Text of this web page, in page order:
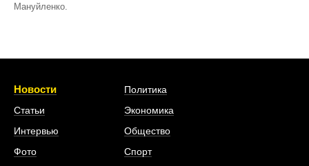
Мануйленко.
Новости
Статьи
Интервью
Фото
Политика
Экономика
Общество
Спорт